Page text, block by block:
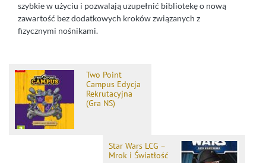
szybkie w użyciu i pozwalają uzupełnić bibliotekę o nową
zawartość bez dodatkowych kroków związanych z
fizycznymi nośnikami.
Two Point
Campus Edycja
Rekrutacyjna
(Gra NS)
Star Wars LCG –
Mrok i Światłość